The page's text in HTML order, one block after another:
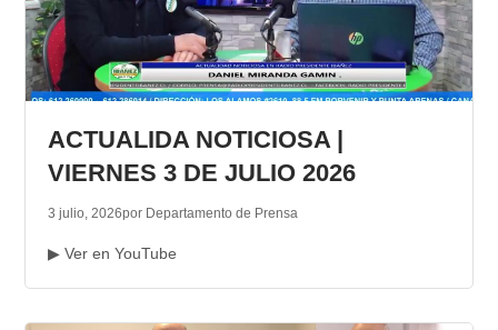
ACTUALIDA NOTICIOSA |
VIERNES 3 DE JULIO 2026
3 julio, 2026por Departamento de Prensa
▶ Ver en YouTube